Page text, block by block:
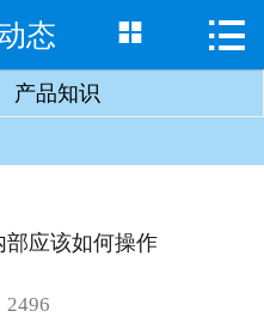
网站首页
关于我们
态  
产品知识
应该如何操作
2496